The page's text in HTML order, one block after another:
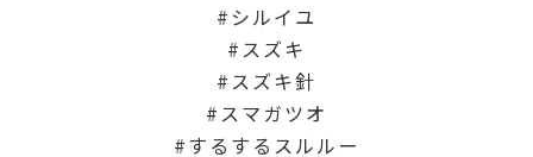
シルイユ
スズキ
スズキ針
スマガツオ
するするスルルー